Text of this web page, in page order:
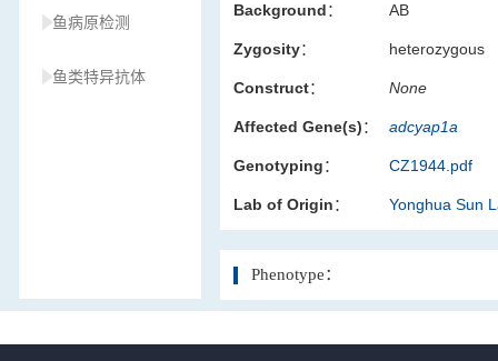
鱼病原检测
鱼类特异抗体
Background： AB
Zygosity： heterozygous
Construct： None
Affected Gene(s)： adcyap1a
Genotyping： CZ1944.pdf
Lab of Origin： Yonghua Sun
Phenotype：